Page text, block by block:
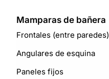
Mamparas de bañera
Frontales (entre paredes)
Angulares de esquina
Paneles fijos